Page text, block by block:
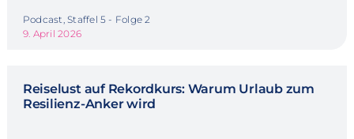
Podcast, Staffel 5 - Folge 2
9. April 2026
Reiselust auf Rekordkurs: Warum Urlaub zum
Resilienz-Anker wird